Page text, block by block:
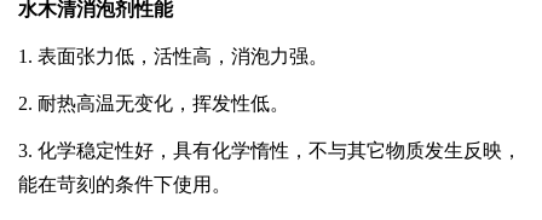
水木清消泡剂性能
1. 表面张力低，活性高，消泡力强。
2. 耐热高温无变化，挥发性低。
3. 化学稳定性好，具有化学惰性，不与其它物质发生反映，
能在苛刻的条件下使用。